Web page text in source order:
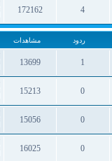
4
ردود
172162
مشاهدات
ردود مشاهدات
1
13699
0
ردود
15213
مشاهدات
0
15056
0
16025